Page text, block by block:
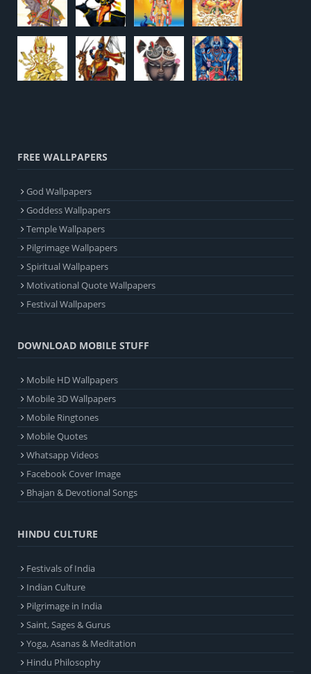
FREE WALLPAPERS
God Wallpapers
Goddess Wallpapers
Temple Wallpapers
Pilgrimage Wallpapers
Spiritual Wallpapers
Motivational Quote Wallpapers
Festival Wallpapers
DOWNLOAD MOBILE STUFF
Mobile HD Wallpapers
Mobile 3D Wallpapers
Mobile Ringtones
Mobile Quotes
Whatsapp Videos
Facebook Cover Image
Bhajan & Devotional Songs
HINDU CULTURE
Festivals of India
Indian Culture
Pilgrimage in India
Saint, Sages & Gurus
Yoga, Asanas & Meditation
Hindu Philosophy